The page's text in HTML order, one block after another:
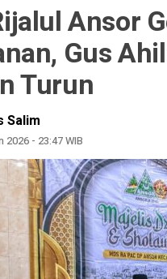
Ansor
Gus
Turun
Salim
2026 - 23:47 WIB